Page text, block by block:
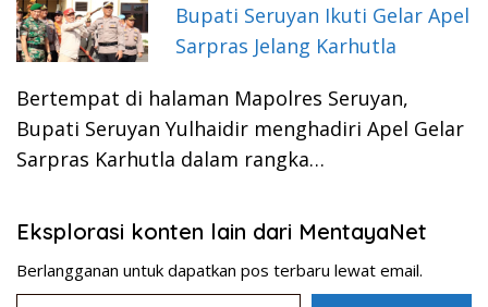
Bupati Seruyan Ikuti Gelar Apel
Sarpras Jelang Karhutla
Bertempat di halaman Mapolres Seruyan,
Bupati Seruyan Yulhaidir menghadiri Apel Gelar
Sarpras Karhutla dalam rangka…
Eksplorasi konten lain dari MentayaNet
Berlangganan untuk dapatkan pos terbaru lewat email.
Ketikkan email Anda...